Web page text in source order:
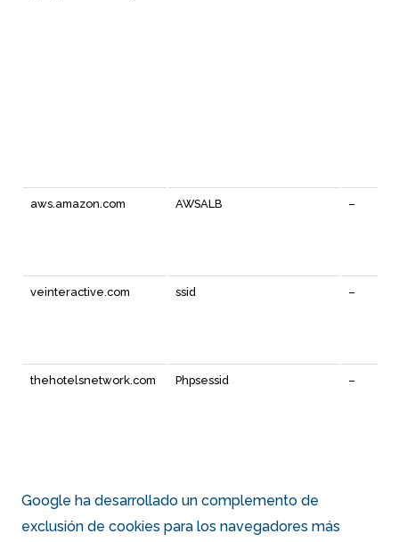
aws.amazon.com AWSALB –
veinteractive.com ssid –
thehotelsnetwork.com Phpsessid –
Google ha desarrollado un complemento de
exclusión de cookies para los navegadores más